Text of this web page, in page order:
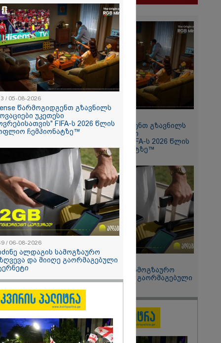
-
სამშობლოს
გვარამია
ირაკლი
Hisense წარმოგიდგენთ გზავნილს
"ინოვაციები უკეთესი
ცხოვრებისათვის" FIFA-ს 2026 წლის
მსოფლიო ჩემპიონატზე™
15:49 / 06-08-2026
შეიძინე ალდაგის სამოგზაურო
დაზღვევა და მიიღე გაორმაგებული
/ 05-08-2026
წარმოგიდგენთ გზავნილს
უკეთესი
FIFA-ს 2026 წლის
ჩემპიონატზე™
/ 06-08-2026
ალდაგის სამოგზაურო
და მიიღე გაორმაგებული